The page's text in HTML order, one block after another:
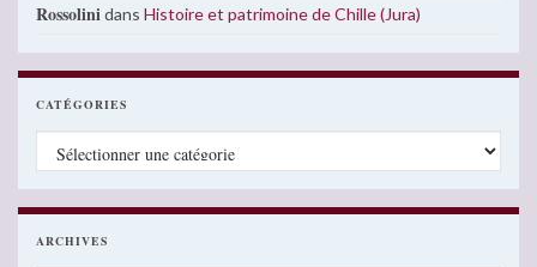
Rossolinidans Histoire et patrimoine de Chille (Jura)
CATÉGORIES
Catégories
ARCHIVES